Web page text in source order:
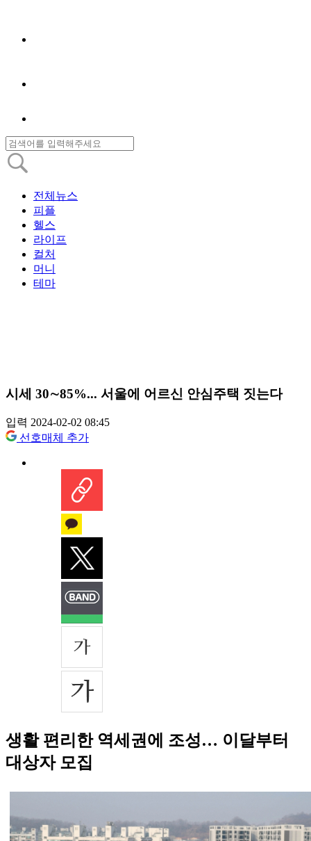
전체뉴스
피플
헬스
라이프
컬처
머니
테마
시세 30∼85%... 서울에 어르신 안심주택 짓는다
입력 2024-02-02 08:45
선호매체 추가
생활 편리한 역세권에 조성… 이달부터
대상자 모집